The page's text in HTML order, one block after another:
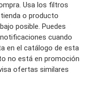
Usa los filtros
o producto
posible. Puedes
cuando
en el catálogo de esta
no está en promoción
ofertas similares